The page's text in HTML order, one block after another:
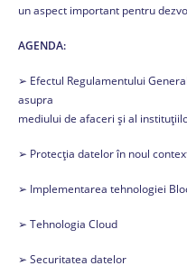
un aspect important pentru
AGENDA:
➢ Efectul Regulamentului
asupra
mediului de afaceri și al
➢ Protecția datelor în noul
➢ Implementarea tehnologiei
➢ Tehnologia Cloud
➢ Securitatea datelor